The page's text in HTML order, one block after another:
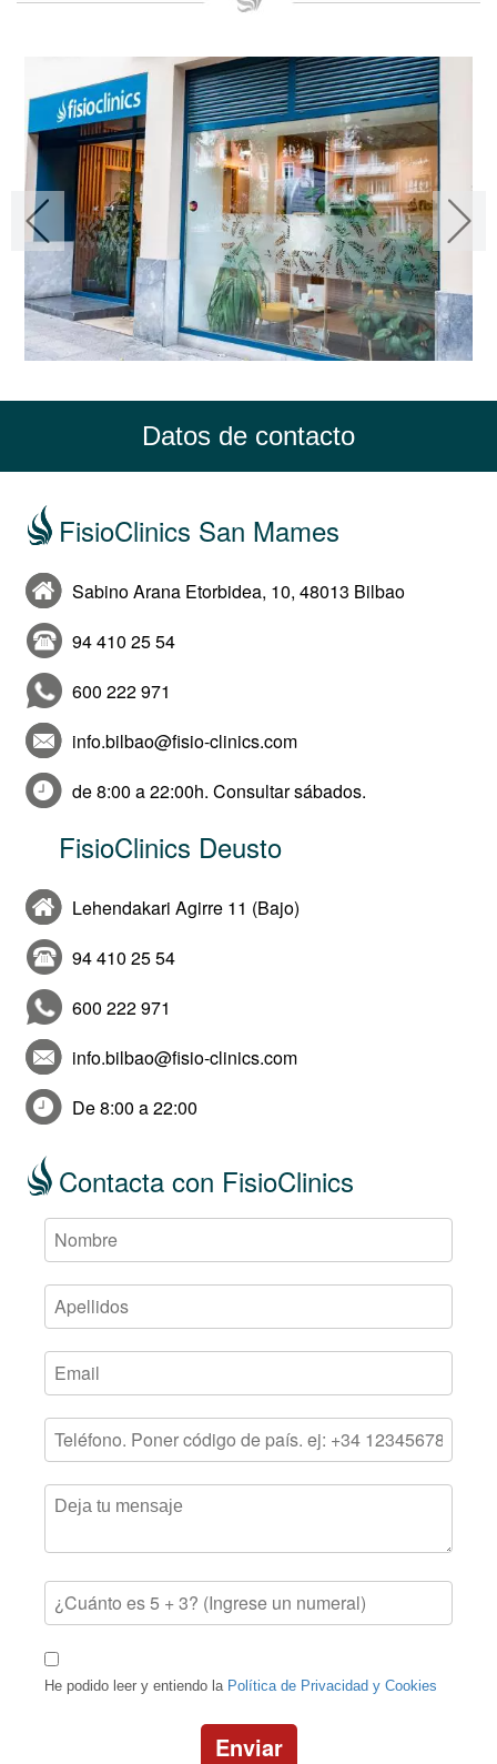
Datos de contacto
FisioClinics San Mames
Sabino Arana Etorbidea, 10, 48013 Bilbao
94 410 25 54
600 222 971
info.bilbao@fisio-clinics.com
de 8:00 a 22:00h. Consultar sábados.
FisioClinics Deusto
Lehendakari Agirre 11 (Bajo)
94 410 25 54
600 222 971
info.bilbao@fisio-clinics.com
De 8:00 a 22:00
Contacta con FisioClinics
He podido leer y entiendo la Política de Privacidad y Cookies
Enviar